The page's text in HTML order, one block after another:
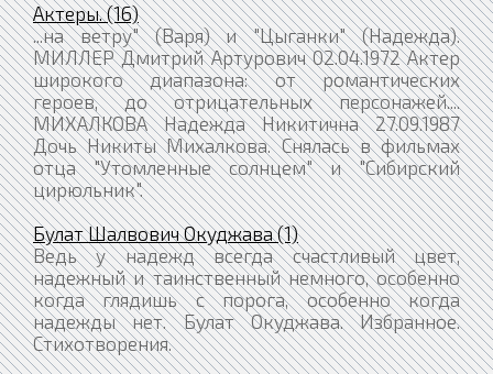
Актеры. (16)
...на ветру" (Варя) и "Цыганки" (Надежда).
МИЛЛЕР Дмитрий Артурович 02.04.1972 Актер
широкого диапазона: от романтических
героев, до отрицательных персонажей....
МИХАЛКОВА Надежда Никитична 27.09.1987
Дочь Никиты Михалкова. Снялась в фильмах
отца "Утомленные солнцем" и "Сибирский
цирюльник".
Булат Шалвович Окуджава (1)
Ведь у надежд всегда счастливый цвет,
надежный и таинственный немного, особенно
когда глядишь с порога, особенно когда
надежды нет. Булат Окуджава. Избранное.
Стихотворения.